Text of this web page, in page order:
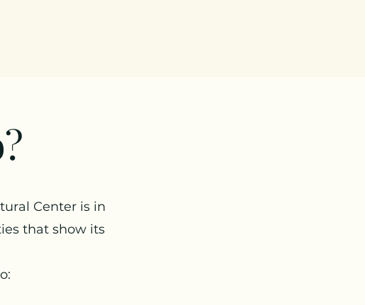
Center is in
that show its